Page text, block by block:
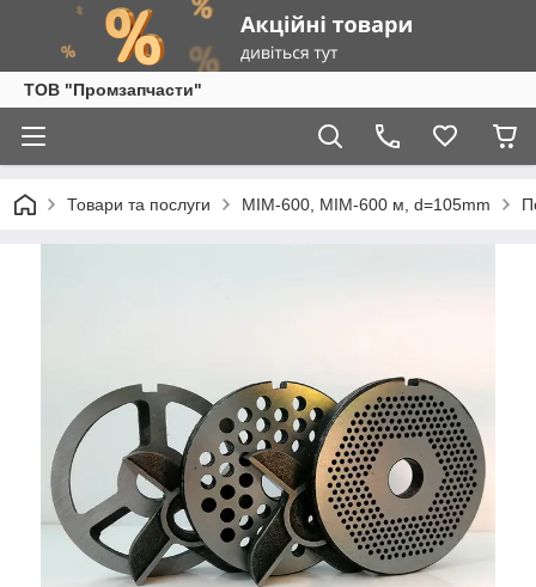
ТОВ "Промзапчасти"
Товари та послуги МІМ-600, МІМ-600 м, d=105mm